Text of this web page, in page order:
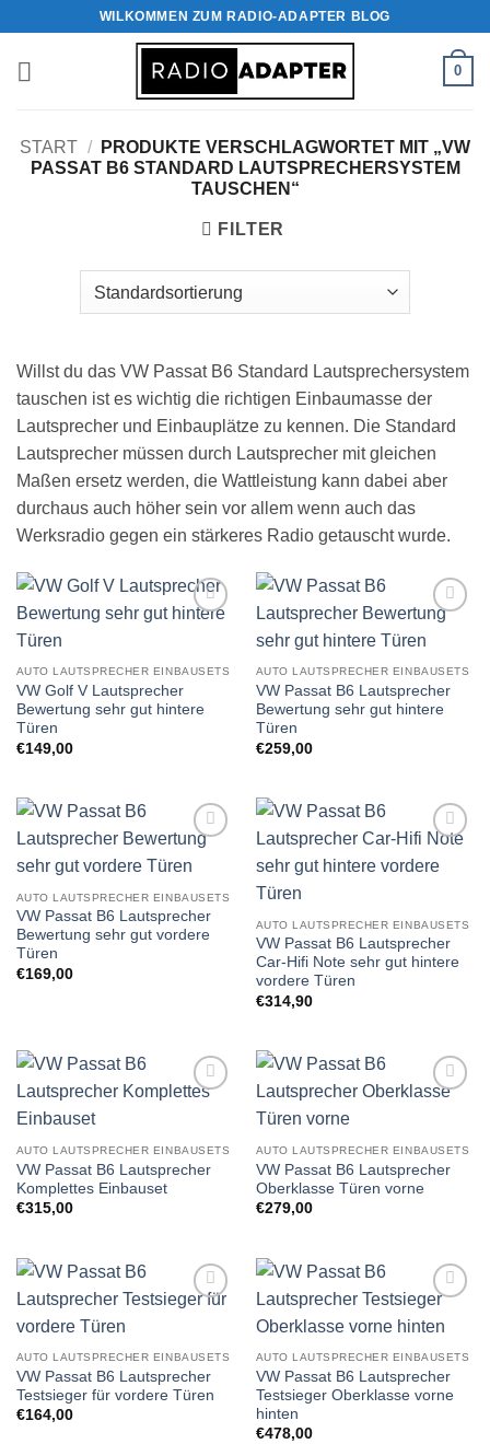
springen
WILKOMMEN ZUM RADIO-ADAPTER BLOG
0
START /
PRODUKTE VERSCHLAGWORTET MIT „VW
PASSAT B6 STANDARD LAUTSPRECHERSYSTEM
TAUSCHEN“
FILTER
Willst du das VW Passat B6 Standard Lautsprechersystem
tauschen ist es wichtig die richtigen Einbaumasse der
Lautsprecher und Einbauplätze zu kennen. Die Standard
Lautsprecher müssen durch Lautsprecher mit gleichen
Maßen ersetz werden, die Wattleistung kann dabei aber
durchaus auch höher sein vor allem wenn auch das
Werksradio gegen ein stärkeres Radio getauscht wurde.
AUTO LAUTSPRECHER EINBAUSETS
VW Golf V Lautsprecher
Bewertung sehr gut hintere
Türen
€149,00
Wunschliste
AUTO LAUTSPRECHER EINBAUSETS
VW Passat B6 Lautsprecher
Bewertung sehr gut hintere
Türen
€259,00
Wunschliste
AUTO LAUTSPRECHER EINBAUSETS
VW Passat B6 Lautsprecher
Bewertung sehr gut vordere
Türen
€169,00
Wunschliste
AUTO LAUTSPRECHER EINBAUSETS
VW Passat B6 Lautsprecher
Car-Hifi Note sehr gut hintere
vordere Türen
€314,90
AUTO LAUTSPRECHER EINBAUSETS
VW Passat B6 Lautsprecher
Komplettes Einbauset
€315,00
AUTO LAUTSPRECHER EINBAUSETS
VW Passat B6 Lautsprecher
Oberklasse Türen vorne
€279,00
Zu
AUTO LAUTSPRECHER EINBAUSETS
VW Passat B6 Lautsprecher
Testsieger für vordere Türen
€164,00
Zu
Wunschliste
AUTO LAUTSPRECHER EINBAUSETS
VW Passat B6 Lautsprecher
Testsieger Oberklasse vorne
hinten
€478,00